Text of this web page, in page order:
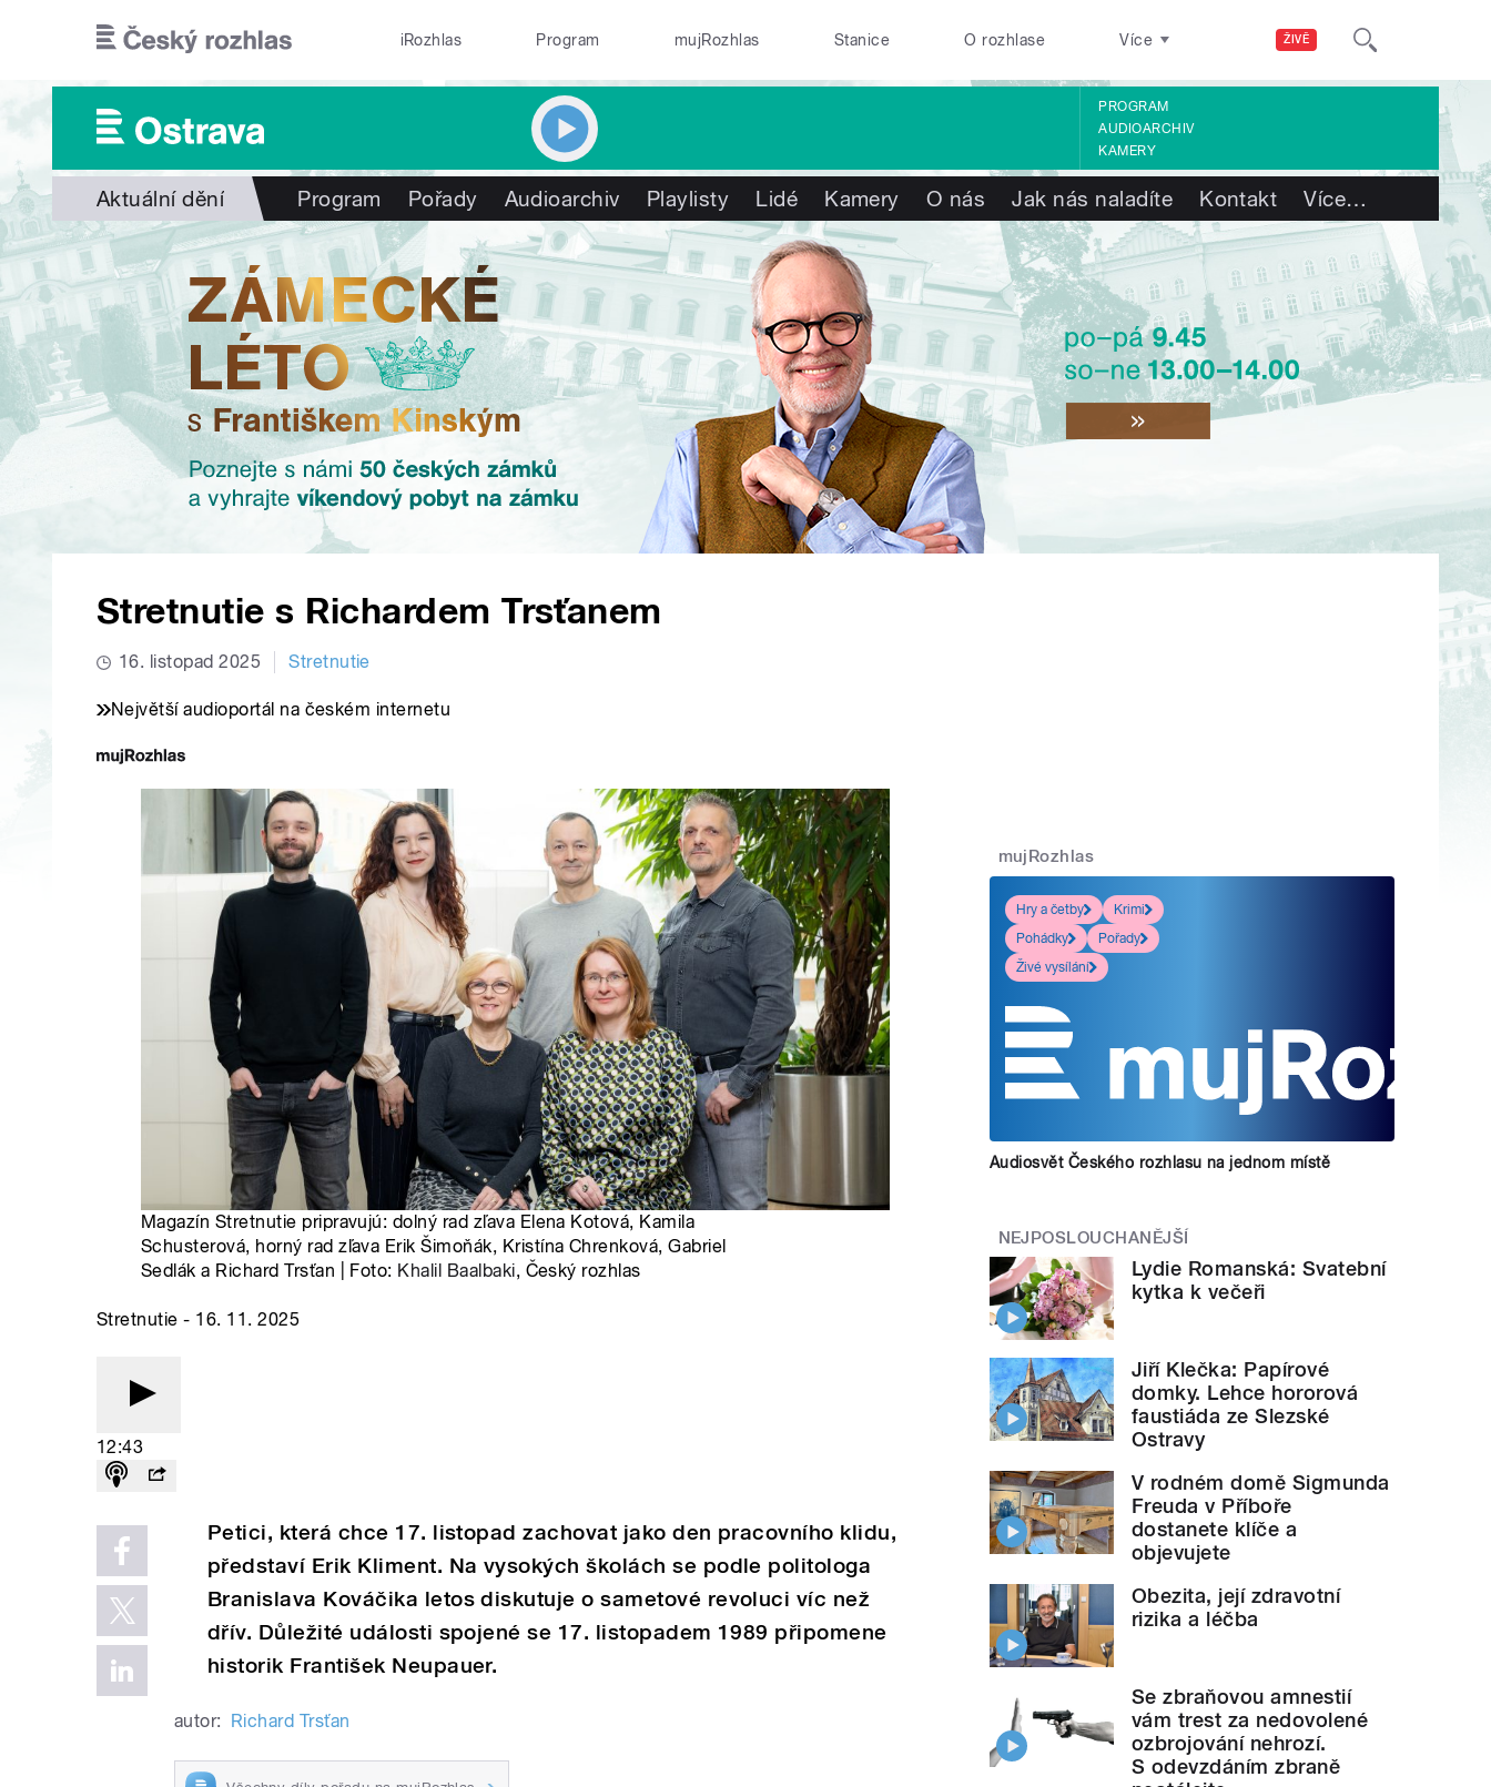
ŽIVĚ
iRozhlas Program mujRozhlas Stanice O rozhlase Více
PROGRAM
AUDIOARCHIV
KAMERY
Aktuální dění Program Pořady Audioarchiv Playlisty Lidé Kamery O nás Jak nás naladíte Kontakt Více…
Stretnutie s Richardem Trsťanem
16. listopad 2025 Stretnutie
Největší audioportál na českém internetu
Magazín Stretnutie pripravujú: dolný rad zľava Elena Kotová, Kamila
Schusterová, horný rad zľava Erik Šimoňák, Kristína Chrenková, Gabriel
Sedlák a Richard Trsťan | Foto: Khalil Baalbaki, Český rozhlas
Stretnutie - 16. 11. 2025
12:43
Petici, která chce 17. listopad zachovat jako den pracovního klidu,
představí Erik Kliment. Na vysokých školách se podle politologa
Branislava Kováčika letos diskutuje o sametové revoluci víc než
dřív. Důležité události spojené se 17. listopadem 1989 připomene
historik František Neupauer.
autor: Richard Trsťan
mujRozhlas
Hry a četby
Krimi
Pohádky
Pořady
Živé vysílání
Audiosvět Českého rozhlasu na jednom místě
NEJPOSLOUCHANĚJŠÍ
Lydie Romanská: Svatební
kytka k večeři
Jiří Klečka: Papírové
domky. Lehce hororová
faustiáda ze Slezské
Ostravy
V rodném domě Sigmunda
Freuda v Příboře
dostanete klíče a
objevujete
Obezita, její zdravotní
rizika a léčba
Se zbraňovou amnestií
vám trest za nedovolené
ozbrojování nehrozí.
S odevzdáním zbraně